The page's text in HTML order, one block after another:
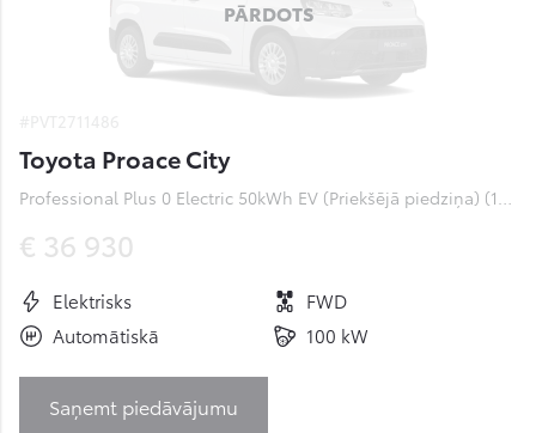
PĀRDOTS
Toyota Proace City
Professional Plus 0 Electric 50kWh EV (Priekšējā piedziņa) (100 kW)
€ 36 930
Elektrisks
FWD
Automātiskā
100 kW
Saņemt piedāvājumu